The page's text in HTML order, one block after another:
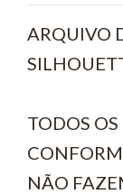
ARQUIVO
TODOS
NÃO